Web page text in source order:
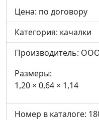
Цена: по договору
Категория: качалки
Производитель:
Размеры:
1,20 × 0,64 × 1,14
Номер в каталоге: